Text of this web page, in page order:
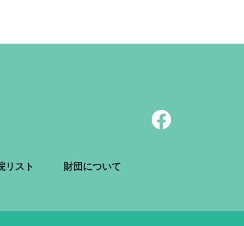
リスト 財団について